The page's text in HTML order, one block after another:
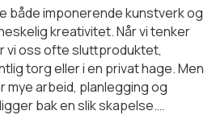
både imponerende kunstverk og
kreativitet. Når vi tenker
vi oss ofte sluttproduktet,
torg eller i en privat hage. Men
mye arbeid, planlegging og
bak en slik skapelse.…